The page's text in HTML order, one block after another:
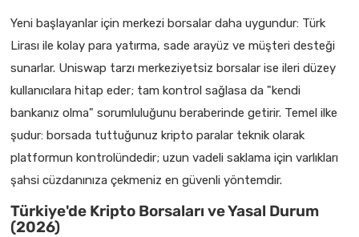
Yeni başlayanlar için merkezi borsalar daha uygundur: Türk
Lirası ile kolay para yatırma, sade arayüz ve müşteri desteği
sunarlar. Uniswap tarzı merkeziyetsiz borsalar ise ileri düzey
kullanıcılara hitap eder; tam kontrol sağlasa da "kendi
bankanız olma" sorumluluğunu beraberinde getirir. Temel ilke
şudur: borsada tuttuğunuz kripto paralar teknik olarak
platformun kontrolündedir; uzun vadeli saklama için varlıkları
şahsi cüzdanınıza çekmeniz en güvenli yöntemdir.
Türkiye'de Kripto Borsaları ve Yasal Durum
(2026)